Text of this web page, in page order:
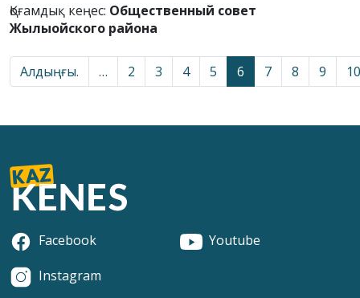
Қоғамдық кеңес: Общественный совет
Жылыойского района
Алдыңғы. … 2 3 4 5 6 7 8 9 10
Facebook
Youtube
Instagram